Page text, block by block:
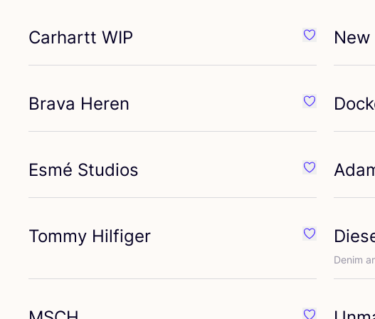
Carhartt WIP Préféré {nom}
New
Brava Heren Préféré
Esmé Studios Préféré {nom}
Tommy Hilfiger Préféré
Denim